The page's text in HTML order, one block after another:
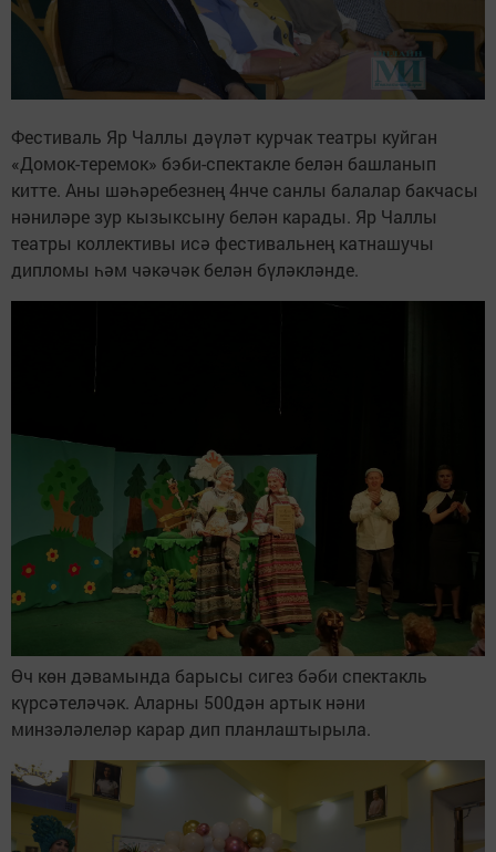
Фестиваль Яр Чаллы дәүләт курчак театры куйган
«Домок-теремок» бэби-спектакле белән башланып
китте. Аны шәһәребезнең 4нче санлы балалар бакчасы
нәниләре зур кызыксыну белән карады. Яр Чаллы
театры коллективы исә фестивальнең катнашучы
дипломы һәм чәкәчәк белән бүләкләнде.
Өч көн дәвамында барысы сигез бәби спектакль
күрсәтеләчәк. Аларны 500дән артык нәни
минзәләлеләр карар дип планлаштырыла.